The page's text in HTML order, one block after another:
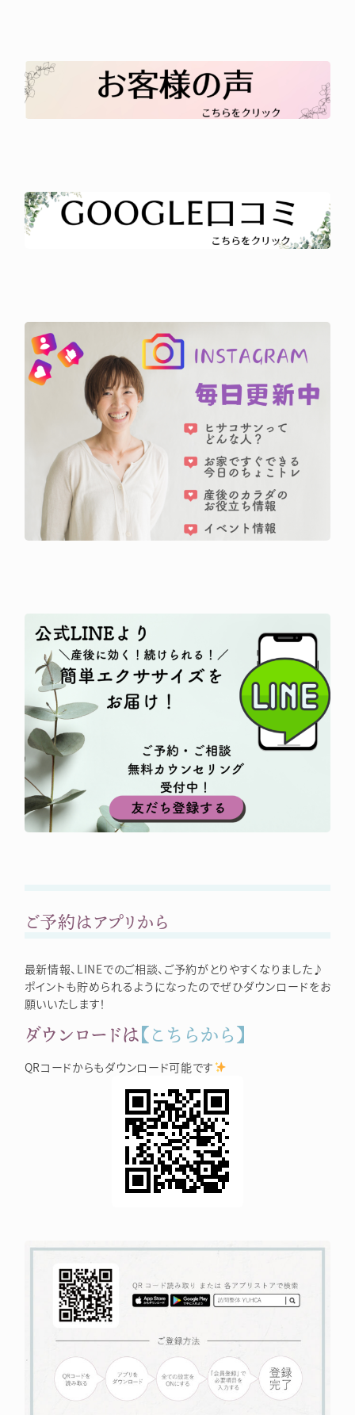
ご予約はアプリから
最新情報、LINEでのご相談、ご予約がとりやすくなりました♪
ポイントも貯められるようになったのでぜひダウンロードをお
願いいたします！
ダウンロードは【こちらから】
QRコードからもダウンロード可能です